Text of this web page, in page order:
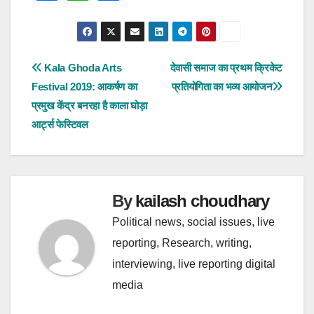
e
b
a
t
s
A
a
e
पोस्ट
नेविगेशन
देवासी समाज का प्रथम क्रिकेट
प्रतियोगिता का भव्य आयोजन
Kala Ghoda Arts
Festival 2019: आकर्षण का
प्रमुख केंद्र बनरहा है काला घोड़ा
आर्ट्स फेस्टिवल
Bykailash choudhary
Political news, social issues, live
reporting, Research, writing,
interviewing, live reporting digital
media